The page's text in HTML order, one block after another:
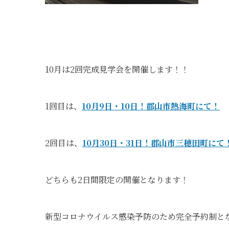
10月は2回完成見学会を開催します！！
1回目は、 10月9日・10日！郡山市熱海町にて！
2回目は、 10月30日・31日！郡山市三穂田町にて！
どちらも2日間限定の開催となります！
新型コロナウイルス感染予防のため完全予約制と